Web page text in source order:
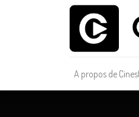
A propos de